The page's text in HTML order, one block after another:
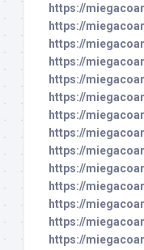
https://
https://
https://
https://
https://
https://
https://
https://
https://
https://
https://
https://
https://
https://